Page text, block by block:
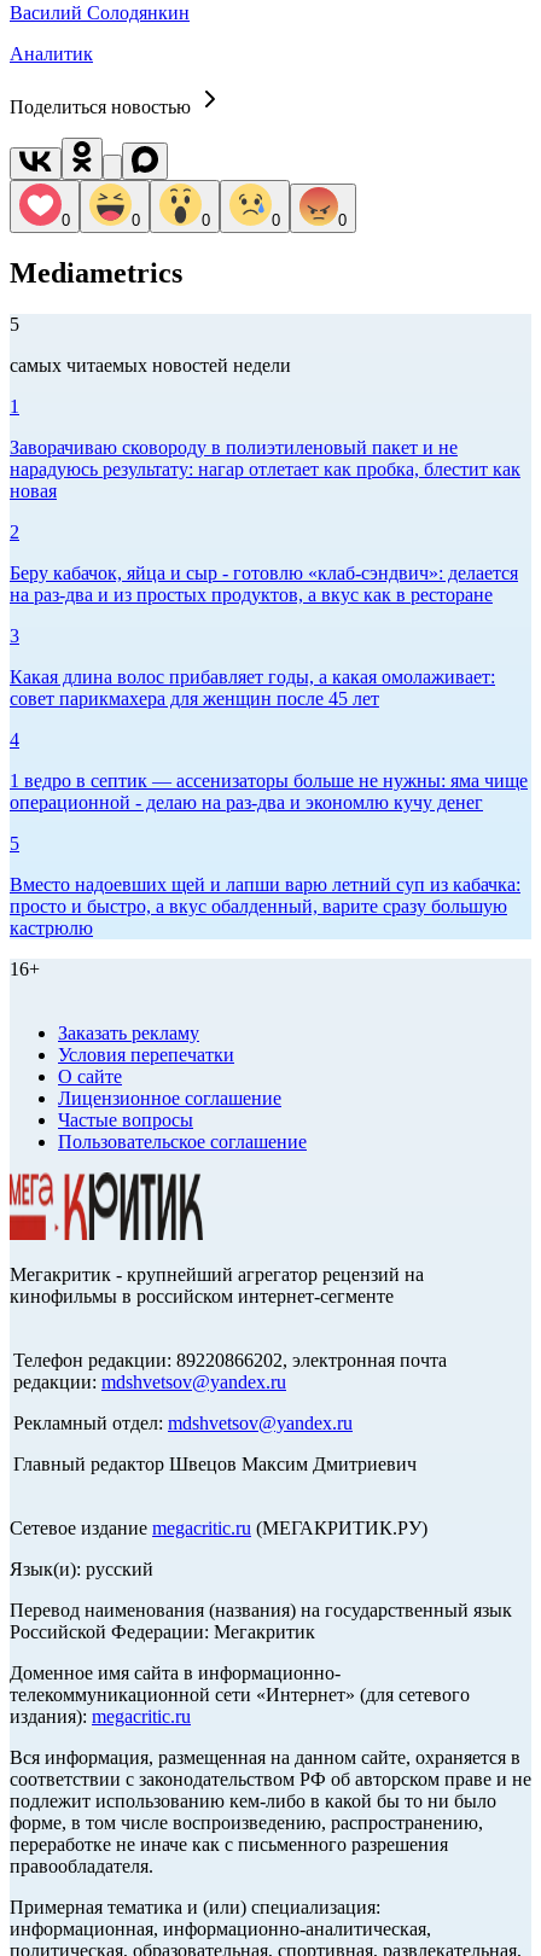
Василий Солодянкин
Аналитик
Поделиться новостью
0 0 0 0 0
Mediametrics
5
самых читаемых новостей недели
1
Заворачиваю сковороду в полиэтиленовый пакет и не
нарадуюсь результату: нагар отлетает как пробка, блестит как
новая
2
Беру кабачок, яйца и сыр - готовлю «клаб-сэндвич»: делается
на раз-два и из простых продуктов, а вкус как в ресторане
3
Какая длина волос прибавляет годы, а какая омолаживает:
совет парикмахера для женщин после 45 лет
4
1 ведро в септик — ассенизаторы больше не нужны: яма чище
операционной - делаю на раз-два и экономлю кучу денег
5
Вместо надоевших щей и лапши варю летний суп из кабачка:
просто и быстро, а вкус обалденный, варите сразу большую
кастрюлю
16+
Заказать рекламу
Условия перепечатки
О сайте
Лицензионное соглашение
Частые вопросы
Пользовательское соглашение
Мегакритик - крупнейший агрегатор рецензий на
кинофильмы в российском интернет-сегменте
Телефон редакции: 89220866202, электронная почта
редакции: mdshvetsov@yandex.ru
Рекламный отдел: mdshvetsov@yandex.ru
Главный редактор Швецов Максим Дмитриевич
Сетевое издание megacritic.ru (МЕГАКРИТИК.РУ)
Язык(и): русский
Перевод наименования (названия) на государственный язык
Российской Федерации: Мегакритик
Доменное имя сайта в информационно-
телекоммуникационной сети «Интернет» (для сетевого
издания): megacritic.ru
Вся информация, размещенная на данном сайте, охраняется в
соответствии с законодательством РФ об авторском праве и не
подлежит использованию кем-либо в какой бы то ни было
форме, в том числе воспроизведению, распространению,
переработке не иначе как с письменного разрешения
правообладателя.
Примерная тематика и (или) специализация:
информационная, информационно-аналитическая,
политическая, образовательная, спортивная, развлекательная,